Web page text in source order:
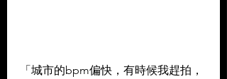
「城市的bpm偏快，有時候我趕拍，